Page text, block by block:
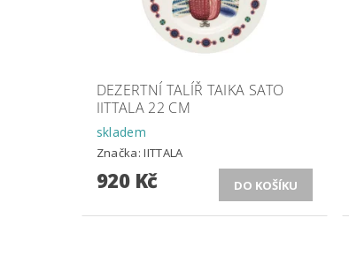
DEZERTNÍ TALÍŘ TAIKA SATO
IITTALA 22 CM
skladem
Značka:IITTALA
920 Kč